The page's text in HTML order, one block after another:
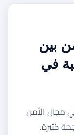
بين
في
في مجال الأمن
كثيرة.